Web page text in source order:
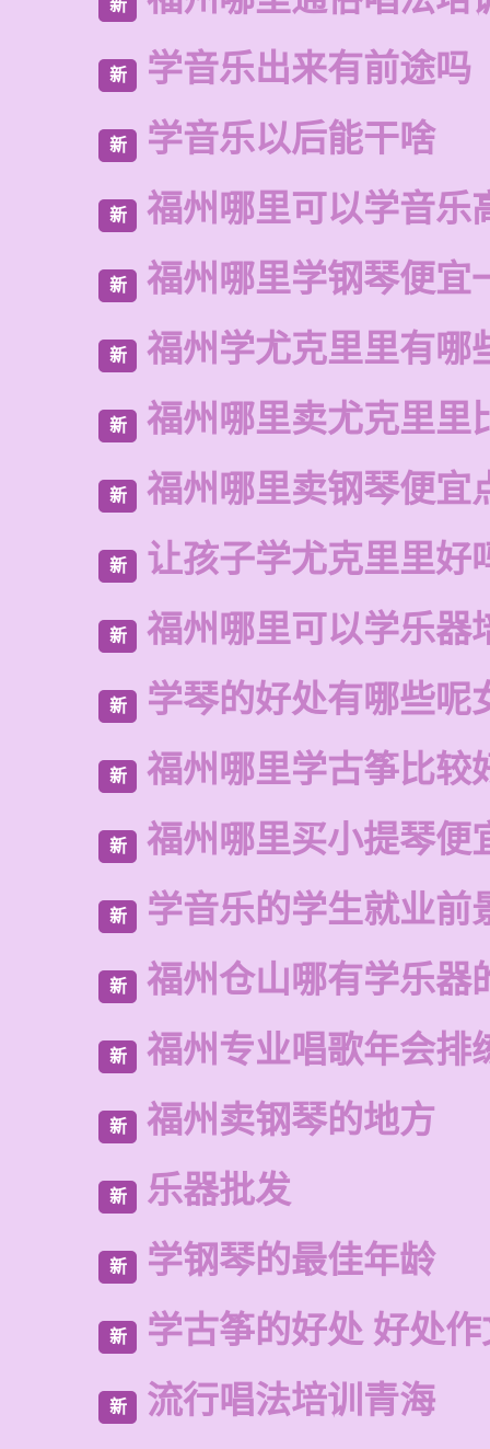
新
新 学音乐出来有前途吗
新 学音乐以后能干啥
新 福州哪里可以学音乐
新 福州哪里学钢琴便宜
新 福州学尤克里里有哪
新 福州哪里卖尤克里里
新 福州哪里卖钢琴便宜
新 让孩子学尤克里里好
新 福州哪里可以学乐器
新 学琴的好处有哪些呢
新 福州哪里学古筝比较
新 福州哪里买小提琴便
新 学音乐的学生就业前
新 福州仓山哪有学乐器
新 福州专业唱歌年会排
新 福州卖钢琴的地方
新 乐器批发
新 学钢琴的最佳年龄
新 学古筝的好处 好处作
新 流行唱法培训青海